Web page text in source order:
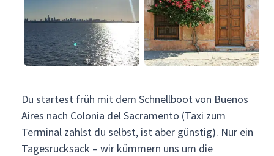
Du startest früh mit dem Schnellboot von Buenos
Aires nach Colonia del Sacramento (Taxi zum
Terminal zahlst du selbst, ist aber günstig). Nur ein
Tagesrucksack – wir kümmern uns um die